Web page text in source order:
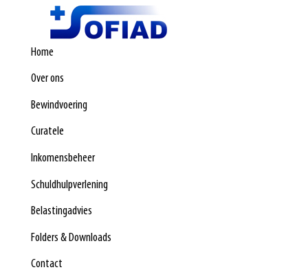
Home
Over ons
Bewindvoering
Curatele
Inkomensbeheer
Schuldhulpverlening
Belastingadvies
Folders & Downloads
Contact